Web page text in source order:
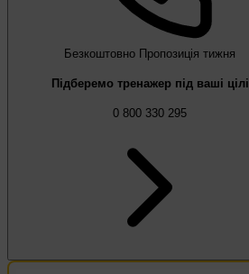
Безкоштовно Пропозиція тижня
Підберемо тренажер під ваші цілі
0 800 330 295